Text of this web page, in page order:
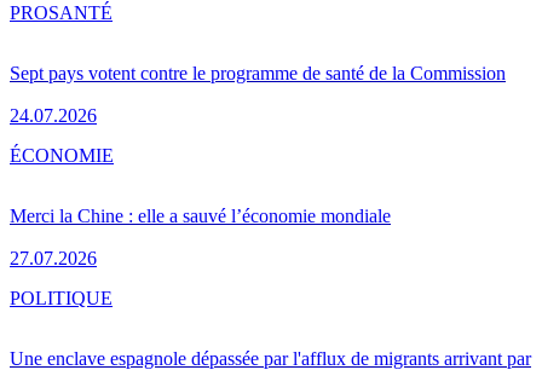
Sept pays votent contre le programme de santé de la Commission
24.07.2026
PROSANTÉ
Merci la Chine : elle a sauvé l’économie mondiale
27.07.2026
ÉCONOMIE
Une enclave espagnole dépassée par l'afflux de migrants arrivant par
POLITIQUE